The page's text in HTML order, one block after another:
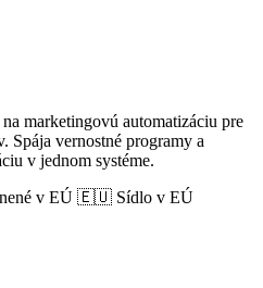
marketingovú automatizáciu pre
Spája vernostné programy a
v jednom systéme.
v EÚ 🇪🇺 Sídlo v EÚ